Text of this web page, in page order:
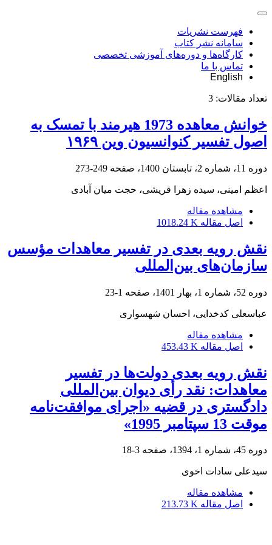
فهرست نشریات
سامانه نشر کتاب
کارگاه‌ها و دوره‌های آموزشی تخصصی
تماس با ما
English
تعداد مقالات: 3
خوانش معاهده 1973 هیرمند با تمسک به
اصول تفسیر کنوانسیون وین ۱۹۶۹
دوره 11، شماره 2، تابستان 1400، صفحه 249-273
اعظم امینی، سیده زهرا قریشی، حجت میان آبادی
مشاهده مقاله
اصل مقاله 1018.24 K
نقش رویه بعدی در تفسیر معاهدات مؤسس
سازمان‌های بین‌المللی
دوره 52، شماره 1، بهار 1401، صفحه 1-23
عباسعلی کدخدایی، احسان شهسواری
مشاهده مقاله
اصل مقاله 453.43 K
نقش رویه بعدی دولت‌ها در تفسیر
معاهدات: نقد رأی دیوان بین‌المللی
دادگستری در قضیه «اجرای موافقت‌نامه
موقت 13 سپتامبر 1995»
دوره 45، شماره 1، 1394، صفحه 3-18
سیدعلی سادات اخوی
مشاهده مقاله
اصل مقاله 213.73 K